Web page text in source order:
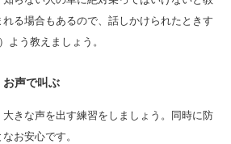
る場合もあるので、話しかけられたときす
よう教えましょう。
お声で叫ぶ
きな声を出す練習をしましょう。同時に防
お安心です。